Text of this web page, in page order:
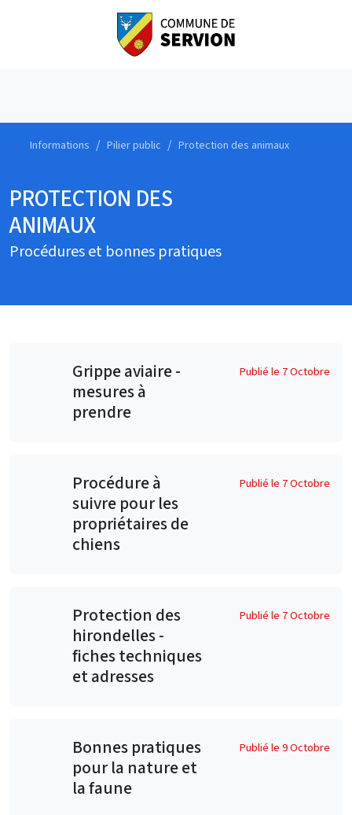
Informations Pilier public Protection des animaux
PROTECTION DES
ANIMAUX
Procédures et bonnes pratiques
Grippe aviaire -
mesures à
prendre
Publié le 7 Octobre
Procédure à
suivre pour les
propriétaires de
chiens
Publié le 7 Octobre
Protection des
hirondelles -
fiches techniques
et adresses
Publié le 7 Octobre
Bonnes pratiques
pour la nature et
la faune
Publié le 9 Octobre